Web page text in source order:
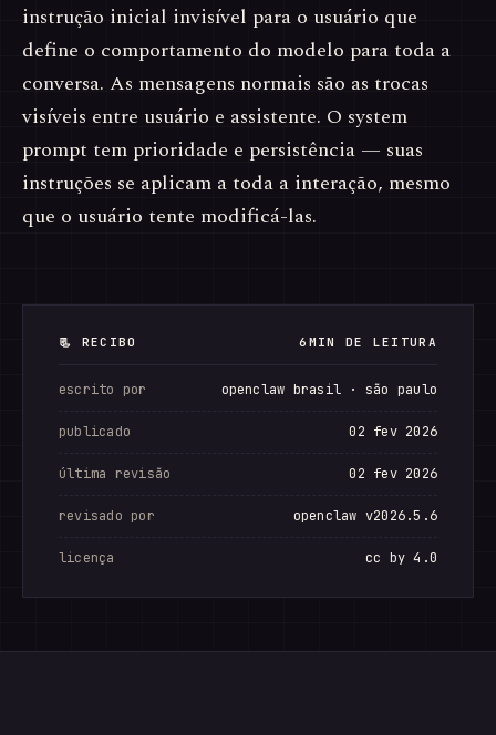
instrução inicial invisível para o usuário que
define o comportamento do modelo para toda a
conversa. As mensagens normais são as trocas
visíveis entre usuário e assistente. O system
prompt tem prioridade e persistência — suas
instruções se aplicam a toda a interação, mesmo
que o usuário tente modificá-las.
📃 RECIBO 6MIN DE LEITURA
escrito por openclaw brasil · são paulo
publicado 02 fev 2026
última revisão 02 fev 2026
revisado por openclaw v2026.5.6
licença cc by 4.0